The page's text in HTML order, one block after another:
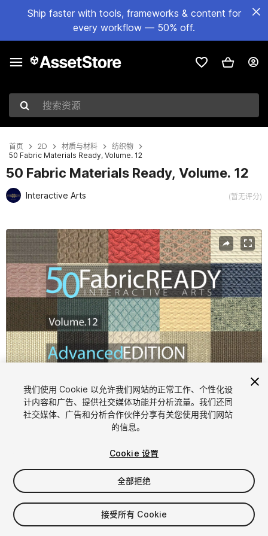
Ship faster with tools, frameworks & content for
every workflow — 50% off.
搜索资源
首页 2D 材质与材料
纺织物
50 Fabric Materials Ready, Volume. 12
50 Fabric Materials Ready, Volume. 12
Interactive Arts (暂无评分)
当前幻灯片：1 / 54
1/54
$9.99
增值税将在结算时计算
我们使用 Cookie 以允许我们网站的正常工作、个性化设
计内容和广告、提供社交媒体功能并分析流量。我们还同
社交媒体、广告和分析合作伙伴分享有关您使用我们网站
的信息。
Cookie 设置
全部拒绝
接受所有 Cookie